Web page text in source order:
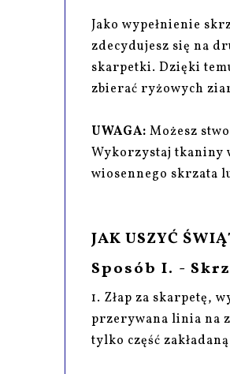
Jako wypełnienie
zdecydujesz się na
skarpetki. Dzięki
zbierać ryżowych
UWAGA: Możesz
Wykorzystaj tkaniny
wiosennego skrzata
JAK USZYĆ
Sposób I. -
1. Złap za skarpetę,
przerywana linia na
tylko część